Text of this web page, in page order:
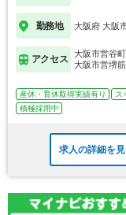
勤務地 大阪府 大阪
アクセス
大阪市営谷
大阪市営堺
産休・育休取得実績有り ス
積極採用中
求人の詳細を